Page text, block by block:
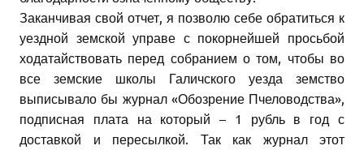
Заканчивая свой отчет, я позволю себе обратиться к
уездной земской управе с покорнейшей просьбой
ходатайствовать перед собранием о том, чтобы во
все земские школы Галичского уезда земство
выписывало бы журнал «Обозрение Пчеловодства»,
подписная плата на который – 1 рубль в год с
доставкой и пересылкой. Так как журнал этот